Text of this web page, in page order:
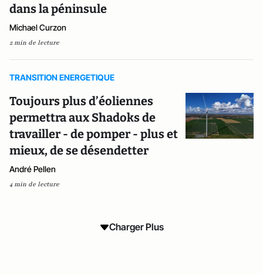
dans la péninsule
Michael Curzon
2 min de lecture
TRANSITION ENERGETIQUE
Toujours plus d’éoliennes
permettra aux Shadoks de
travailler - de pomper - plus et
mieux, de se désendetter
André Pellen
4 min de lecture
Charger Plus